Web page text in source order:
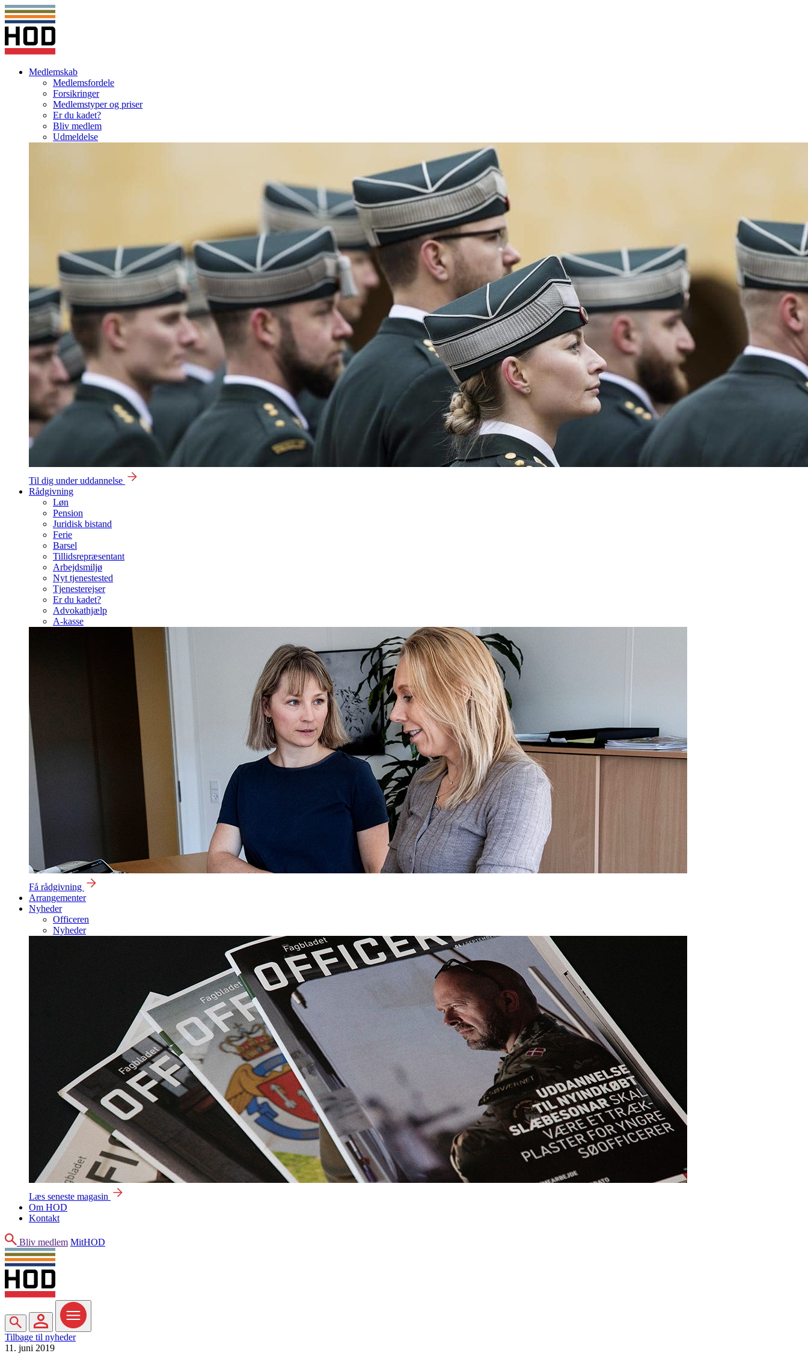
Medlemskab
Medlemsfordele
Forsikringer
Medlemstyper og priser
Er du kadet?
Bliv medlem
Udmeldelse
Til dig under uddannelse
Rådgivning
Løn
Pension
Juridisk bistand
Ferie
Barsel
Tillidsrepræsentant
Arbejdsmiljø
Nyt tjenestested
Tjenesterejser
Er du kadet?
Advokathjælp
A-kasse
Få rådgivning
Arrangementer
Nyheder
Officeren
Nyheder
Læs seneste magasin
Om HOD
Kontakt
Søg
Bliv medlem MitHOD
Søg MitHOD Menu
Tilbage til nyheder
11. juni 2019